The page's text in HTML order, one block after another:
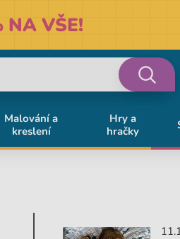
NA VŠE!
Malování a
kreslení
Hry a
hračky